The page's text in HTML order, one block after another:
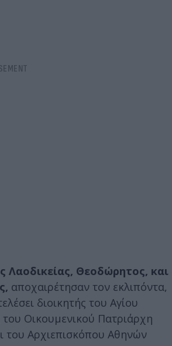
Λαοδικείας, Θεοδώρητος, και
αποχαιρέτησαν τον εκλιπόντα,
διοικητής του Αγίου
Οικουμενικού Πατριάρχη
του Αρχιεπισκόπου Αθηνών